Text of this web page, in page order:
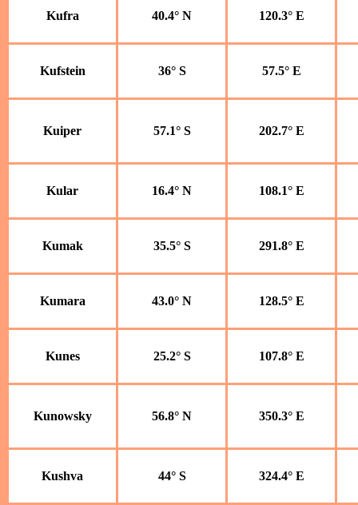
Kufra 40.4° N 120.3° E
Kufstein 36° S 57.5° E
Kuiper 57.1° S 202.7° E
Kular 16.4° N 108.1° E
Kumak 35.5° S 291.8° E
Kumara 43.0° N 128.5° E
Kunes 25.2° S 107.8° E
Kunowsky 56.8° N 350.3° E
Kushva 44° S 324.4° E